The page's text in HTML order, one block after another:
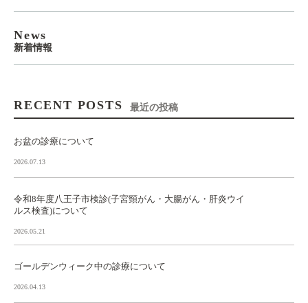
News
新着情報
RECENT POSTS 最近の投稿
お盆の診療について
2026.07.13
令和8年度八王子市検診(子宮頸がん・大腸がん・肝炎ウイ
ルス検査)について
2026.05.21
ゴールデンウィーク中の診療について
2026.04.13